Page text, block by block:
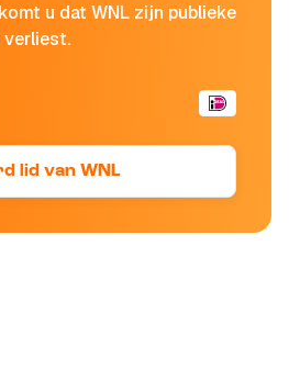
u dat WNL zijn publieke
lid van WNL